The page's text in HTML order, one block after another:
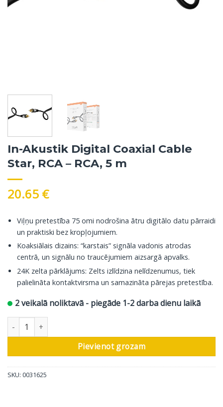
In-Akustik Digital Coaxial Cable
Star, RCA – RCA, 5 m
20.65 €
Viļņu pretestība 75 omi nodrošina ātru digitālo datu pārraidi
un praktiski bez kropļojumiem.
Koaksiālais dizains: “karstais” signāla vadonis atrodas
centrā, un signālu no traucējumiem aizsargā apvalks.
24K zelta pārklājums: Zelts izlīdzina nelīdzenumus, tiek
palielināta kontaktvirsma un samazināta pārejas pretestība.
2 veikalā noliktavā - piegāde 1-2 darba dienu laikā
In-Akustik Digital Coaxial Cable Star, RCA – RCA, 5 m daudzums
Pievienot grozam
SKU: 0031625